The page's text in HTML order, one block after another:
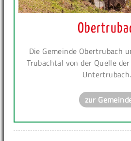
Die Gemeinde Obertrubach
Trubachtal von der Quelle
zur